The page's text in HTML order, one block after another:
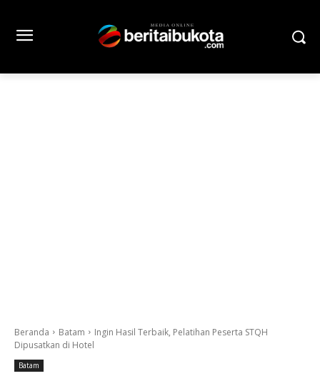
Beranda Batam
Ingin Hasil Terbaik, Pelatihan Peserta STQH
Dipusatkan di Hotel
Batam